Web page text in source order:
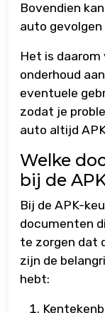
Bovendien
auto
Het is
onderhoud
eventuele
zodat je
auto altijd
Welke
bij de
Bij de APK-
documenten
te zorgen dat
zijn de
hebt: